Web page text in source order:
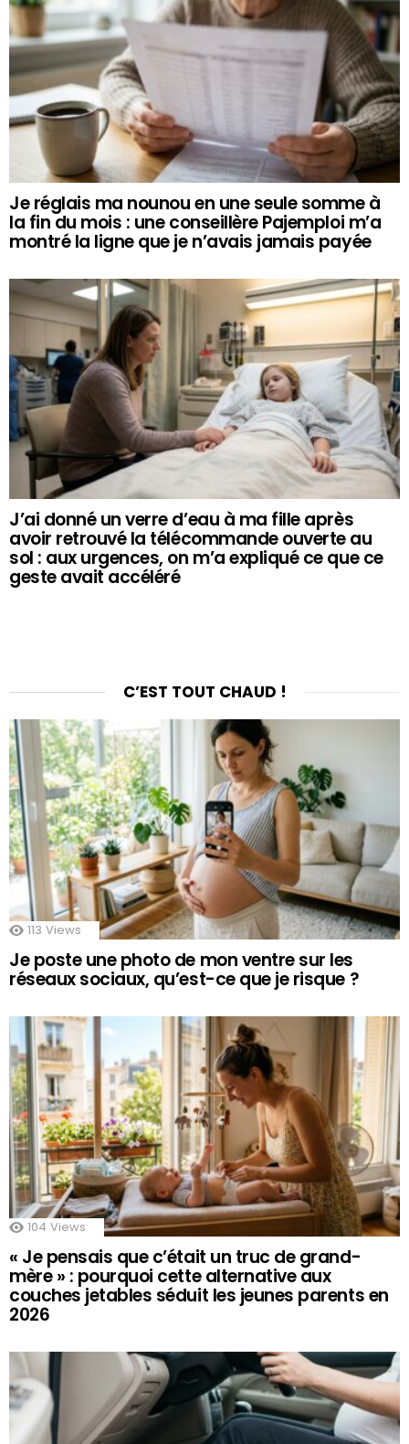
Je réglais ma nounou en une seule somme à
la fin du mois : une conseillère Pajemploi m’a
montré la ligne que je n’avais jamais payée
J’ai donné un verre d’eau à ma fille après
avoir retrouvé la télécommande ouverte au
sol : aux urgences, on m’a expliqué ce que ce
geste avait accéléré
C’EST TOUT CHAUD !
113 Views
Je poste une photo de mon ventre sur les
réseaux sociaux, qu’est-ce que je risque ?
104 Views
« Je pensais que c’était un truc de grand-
mère » : pourquoi cette alternative aux
couches jetables séduit les jeunes parents en
2026